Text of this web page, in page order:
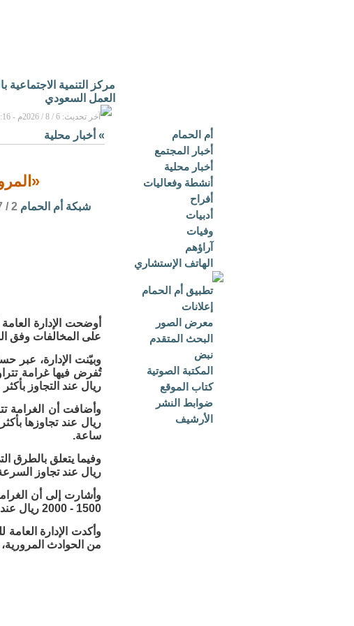
مركز التنمية
العمل السعودي
آخر تحديث: 6 / 8 / 2026م - 3:16 م بتوقيت مكة المكرمة
أم الحمام
أخبار المجتمع
أخبار محلية
أنشطة وفعاليات
أفراح
أدبيات
وفيات
آراؤهم
الهاتف الإستشاري
تطبيق أم الحمام
إعلانات
معرض الصور
البحث المتقدم
نبض
المكتبة الصوتية
كتاب الموقع
ضوابط النشر
الأرشيف
» أخبار محلية
شبكة أم الحمام 2 / 7 / 2026م - 4:44 ص
أوضحت الإدارة
على المخالفات وفق
ريال عند التجاوز بأكثر من 20 إلى 30
ساعة.
ريال عند تجاوز السرعة بأكثر من 5 إلى 10 كلم/ساعة، وبين 800 و1000 ريال عند
1500 - 2000 ريال عند تجاوز السرعة بأكثر من 30 كلم/ساعة.
وأكدت الإدارة
من الحوادث المرورية،